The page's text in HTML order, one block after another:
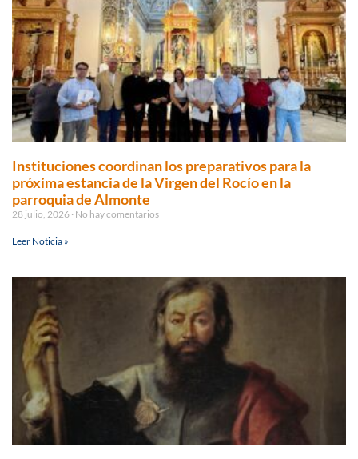
Instituciones coordinan los preparativos para la
próxima estancia de la Virgen del Rocío en la
parroquia de Almonte
28 julio, 2026 No hay comentarios
Leer Noticia »